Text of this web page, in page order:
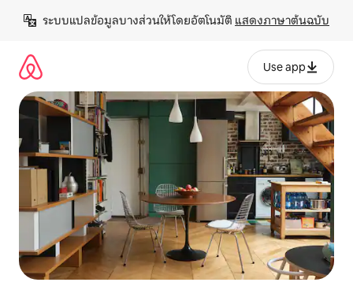
เนื้อหา
ระบบแปลข้อมูลบางส่วนให้โดยอัตโนมัติ แสดงภาษาต้นฉบับ
Use app